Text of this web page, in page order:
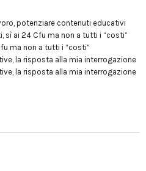
potenziare contenuti educativi
sì ai 24 Cfu ma non a tutti i “costi”
ma non a tutti i “costi”
la risposta alla mia interrogazione
la risposta alla mia interrogazione